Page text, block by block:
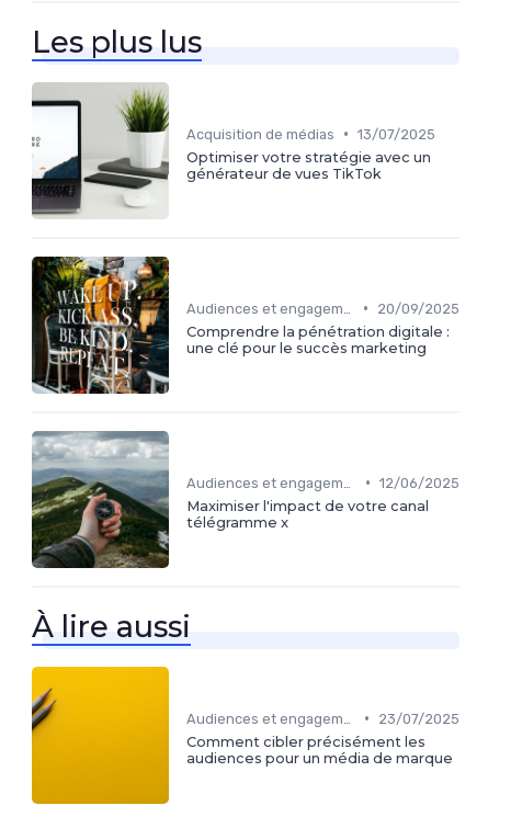
Les plus lus
Acquisition de médias • 13/07/2025
Optimiser votre stratégie avec un
générateur de vues TikTok
•
20/09/2025
Comprendre la pénétration digitale :
une clé pour le succès marketing
• 12/06/2025
Maximiser l'impact de votre canal
télégramme x
À lire aussi
•
23/07/2025
Comment cibler précisément les
audiences pour un média de marque